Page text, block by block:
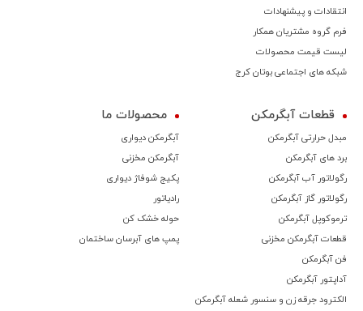
انتقادات و پیشنهادات
فرم گروه مشتریان همکار
لیست قیمت محصولات
شبکه های اجتماعی بوتان کرج
قطعات آبگرمکن
مبدل حرارتی آبگرمکن
برد های آبگرمکن
رگولاتور آب آبگرمکن
رگولاتور گاز آبگرمکن
ترموكوپل آبگرمکن
قطعات آبگرمکن مخزنی
فن آبگرمکن
آداپتور آبگرمکن
الکترود جرقه زن و سنسور شعله آبگرمکن
محصولات ما
آبگرمکن دیواری
آبگرمکن مخزنی
پکیج شوفاژ دیواری
رادیاتور
حوله خشک کن
پمپ های آبرسان ساختمان